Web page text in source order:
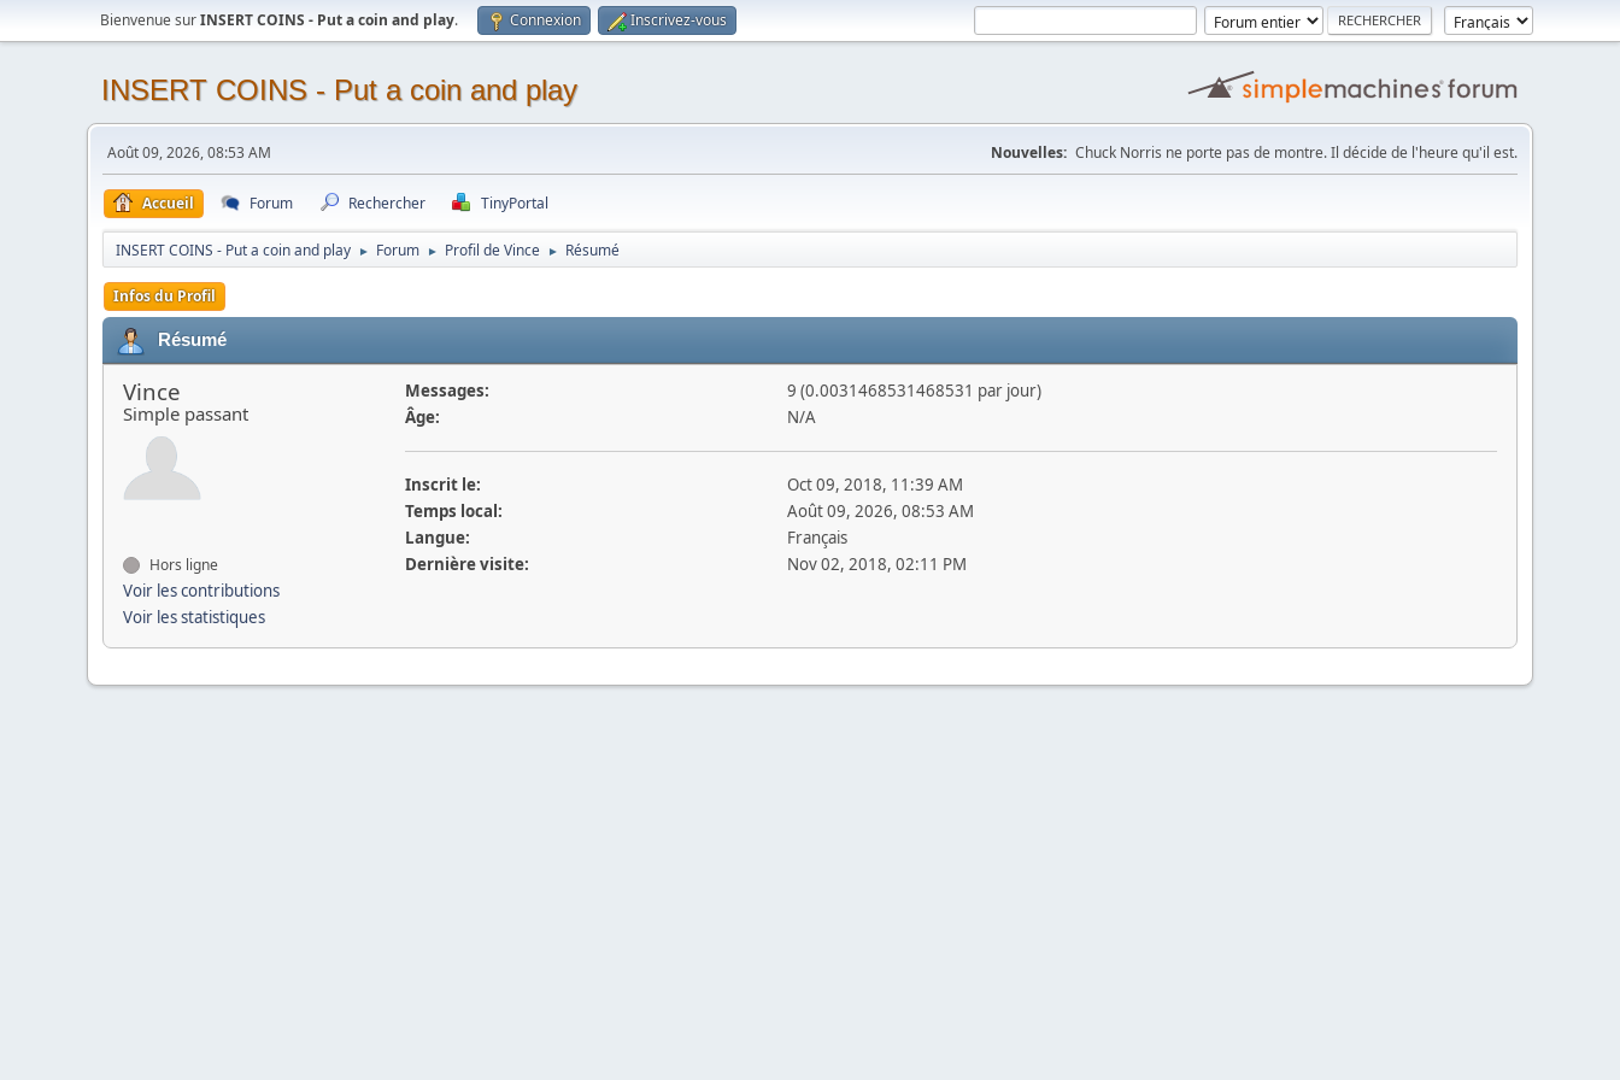
Bienvenue surINSERT COINS - Put a coin and play. Connexion Inscrivez-vous
INSERT COINS - Put a coin and play
Août 09, 2026, 08:53 AM Nouvelles: Chuck Norris ne porte pas de montre. Il décide de l'heure qu'il est.
Accueil Forum Rechercher TinyPortal
INSERT COINS - Put a coin and play ► Forum ► Profil de Vince ► Résumé
Infos du Profil
Résumé
Vince
Simple passant
Hors ligne
Voir les contributions
Voir les statistiques
Messages:
9 (0.0031468531468531 par jour)
Âge:
N/A
Inscrit le:
Oct 09, 2018, 11:39 AM
Temps local:
Août 09, 2026, 08:53 AM
Langue:
Français
Dernière visite:
Nov 02, 2018, 02:11 PM